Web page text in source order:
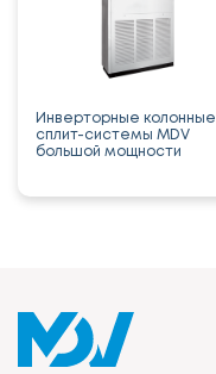
Инверторные колонные
сплит-системы MDV
большой мощности